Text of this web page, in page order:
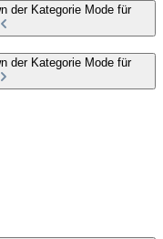
der Kategorie Mode für
der Kategorie Mode für